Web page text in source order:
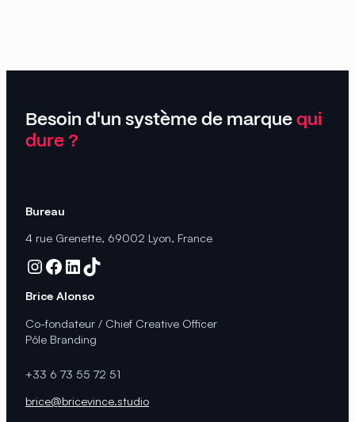
Besoin d'un système de marque qui
dure ?
Bureau
4 rue Grenette, 69002 Lyon, France
Instagram Facebook LinkedIn TikTok
Brice Alonso
Co-fondateur / Chief Creative Officer
Pôle Branding
+33 6 73 55 72 51
brice@bricevince.studio